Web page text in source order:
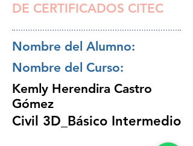
DE CERTIFICADOS CITEC
Nombre del Alumno:
Nombre del Curso:
Kemly Herendira Castro
Gómez
Civil 3D_Básico Intermedio